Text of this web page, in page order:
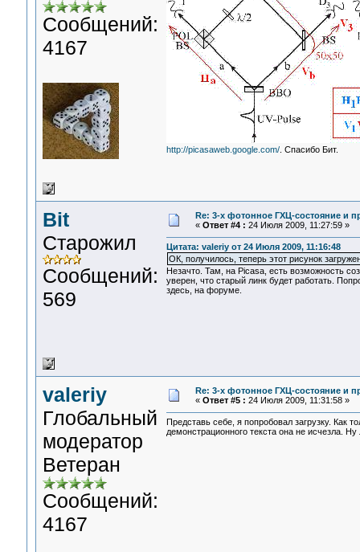
Сообщений:
4167
http://picasaweb.google.com/. Спасибо Бит.
Bit
Старожил
Сообщений:
569
Re: 3-x фотонное ГХЦ-состояние и
« Ответ #4 : 24 Июля 2009, 11:27:59 »
Цитата: valeriy от 24 Июля 2009, 11:16:48
ОК, получилось, теперь этот рисунок
Незачто. Там, на Picasa, есть возможность
уверен, что старый линк будет работать.
здесь, на форуме.
valeriy
Глобальный
модератор
Ветеран
Сообщений:
4167
Re: 3-x фотонное ГХЦ-состояние и
« Ответ #5 : 24 Июля 2009, 11:31:58 »
Представь себе, я попробовал загрузку. Как
демонстрационного текста она не исчезла.